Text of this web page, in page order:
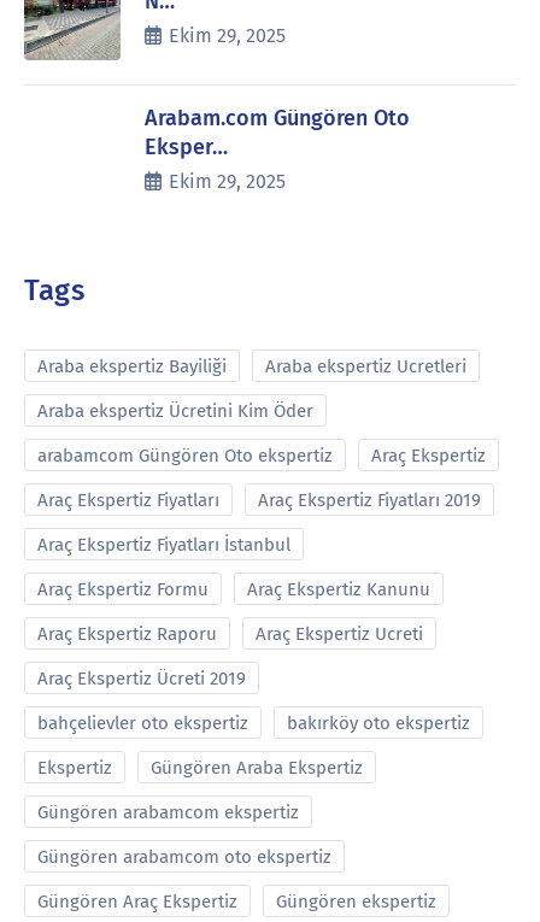
Ekim 29, 2025
Arabam.com Güngören Oto
Eksper…
Ekim 29, 2025
Tags
Araba ekspertiz Bayiliği Araba ekspertiz Ucretleri
Araba ekspertiz Ücretini Kim Öder
arabamcom Güngören Oto ekspertiz Araç Ekspertiz
Araç Ekspertiz Fiyatları Araç Ekspertiz Fiyatları 2019
Araç Ekspertiz Fiyatları İstanbul
Araç Ekspertiz Formu Araç Ekspertiz Kanunu
Araç Ekspertiz Raporu Araç Ekspertiz Ucreti
Araç Ekspertiz Ücreti 2019
bahçelievler oto ekspertiz bakırköy oto ekspertiz
Ekspertiz Güngören Araba Ekspertiz
Güngören arabamcom ekspertiz
Güngören arabamcom oto ekspertiz
Güngören Araç Ekspertiz Güngören ekspertiz